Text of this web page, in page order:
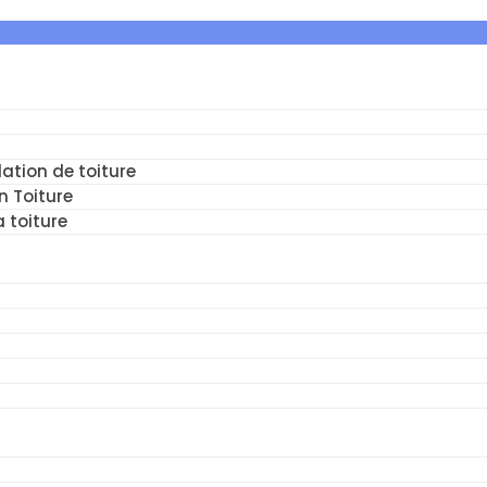
de toiture
Toiture
toiture